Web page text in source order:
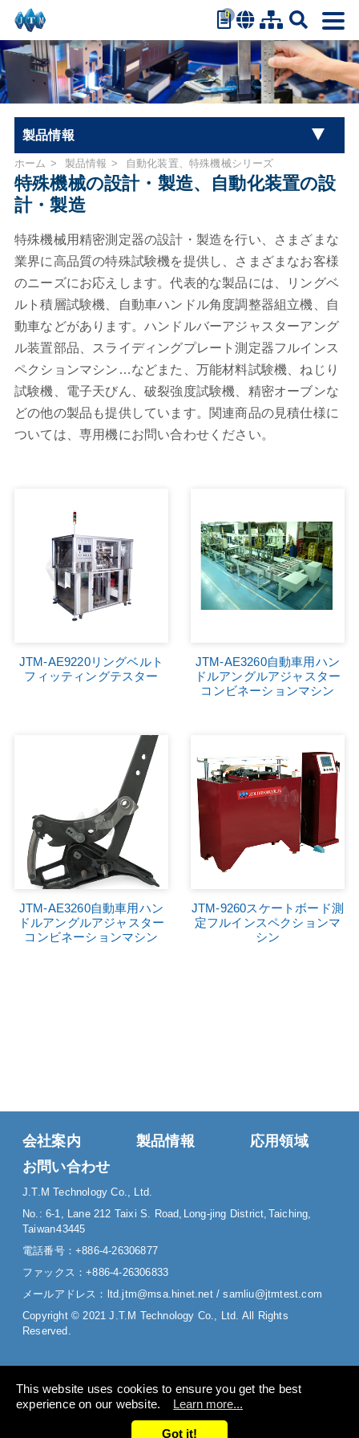
0
繁體中文
简体中文
English
製品情報
ユニバーサル材料試験機シリーズ
乳母車試験機シリーズ
トルク試験機
自動車部品試験機
オフィスチェアシリーズ
スポーツ用品、自転車試験機
繊維試験機シリーズ
金属材料試験機シリーズ
紙包装試験機シリーズ
ワイヤーおよびケーブル電気機器シリーズ
電子工業シリーズ
ホーム 製品情報 自動化装置、特殊機械シリーズ
特殊機械の設計・製造、自動化装置の設
計・製造
特殊機械用精密測定器の設計・製造を行い、さまざまな
業界に高品質の特殊試験機を提供し、さまざまなお客様
のニーズにお応えします。代表的な製品には、リングベ
ルト積層試験機、自動車ハンドル角度調整器組立機、自
動車などがあります。ハンドルバーアジャスターアング
ル装置部品、スライディングプレート測定器フルインス
ペクションマシン…などまた、万能材料試験機、ねじり
試験機、電子天びん、破裂強度試験機、精密オーブンな
どの他の製品も提供しています。関連商品の見積仕様に
ついては、専用機にお問い合わせください。
JTM-AE9220リングベルト
フィッティングテスター
JTM-AE3260自動車用ハン
ドルアングルアジャスター
コンビネーションマシン
JTM-AE3260自動車用ハン
ドルアングルアジャスター
コンビネーションマシン
JTM-9260スケートボード測
定フルインスペクションマ
シン
会社案内 製品情報
応用領域
お問い合わせ
J.T.M Technology Co., Ltd.
No.: 6-1, Lane 212 Taixi S. Road,
Long-jing District, Taiching,
Taiwan43445
電話番号： +886-4-26306877
ファックス：+886-4-26306833
メールアドレス： ltd.jtm@msa.hinet.net/samliu@jtmtest.com
Copyright © 2021 J.T.M Technology Co., Ltd. All Rights
Reserved.
This website uses cookies to ensure you get the best
experience on our website.
Learn more...
Got it!